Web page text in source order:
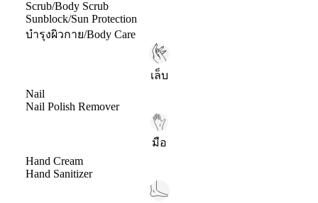
Scrub/Body Scrub
Sunblock/Sun Protection
บำรุงผิวกาย/Body Care
เล็บ
Nail
Nail Polish Remover
มือ
Hand Cream
Hand Sanitizer